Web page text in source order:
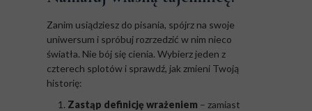
Zanim usiądziesz do pisania, spójrz na swoje
uniwersum i spróbuj rozrzedzić w nim nieco
światła. Nie bój się cienia. Wybierz jeden z
czterech splotów i sprawdź, jak zmieni Twoją
historię:
Zastąp definicję wrażeniem – zamiast